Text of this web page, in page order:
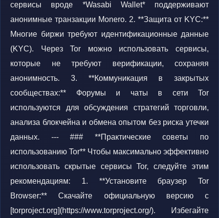
сервисы вроде *Wasabi Wallet* поддерживают
анонимные транзакции Monero. 2. **Защита от KYC:**
Многие биржи требуют идентификационные данные
(KYC). Через Tor можно использовать сервисы,
которые не требуют верификации, сохраняя
анонимность. 3. **Коммуникация в закрытых
сообществах:** Форумы и чаты в сети Tor
используются для обсуждения стратегий торговли,
анализа блокчейна и обмена опытом без риска утечки
данных. --- ### **Практические советы по
использованию Tor** Чтобы максимально эффективно
использовать скрытые сервисы Tor, следуйте этим
рекомендациям: 1. **Установите браузер Tor
Browser:** Скачайте официальную версию с
[torproject.org](https://www.torproject.org/). Избегайте